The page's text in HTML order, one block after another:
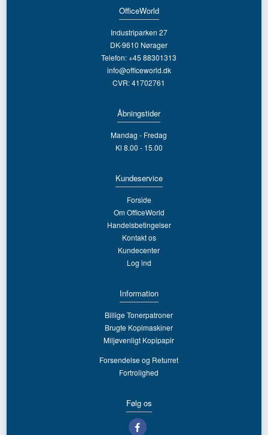
OfficeWorld
Industriparken 27
DK-9610 Nørager
Telefon: +45 88301313
info@officeworld.dk
CVR: 41702761
Åbningstider
Mandag - Fredag
Kl 8.00 - 15.00
Kundeservice
Forside
Om OfficeWorld
Handelsbetingelser
Kontakt os
Kundecenter
Log ind
Information
Billige Tonerpatroner
Brugte Kopimaskiner
Miljøvenligt Kopipapir
Forsendelse og Returret
Fortrolighed
Følg os